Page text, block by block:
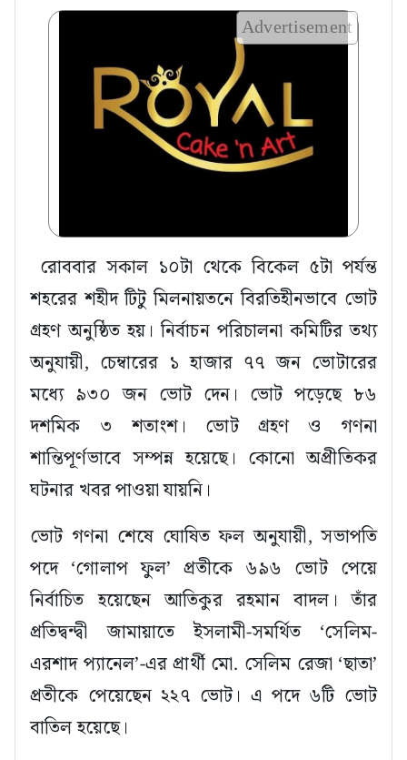
Advertisement
রোববার সকাল ১০টা থেকে বিকেল ৫টা পর্যন্ত
শহরের শহীদ টিটু মিলনায়তনে বিরতিহীনভাবে ভোট
গ্রহণ অনুষ্ঠিত হয়। নির্বাচন পরিচালনা কমিটির তথ্য
অনুযায়ী, চেম্বারের ১ হাজার ৭৭ জন ভোটারের
মধ্যে ৯৩০ জন ভোট দেন। ভোট পড়েছে ৮৬
দশমিক ৩ শতাংশ। ভোট গ্রহণ ও গণনা
শান্তিপূর্ণভাবে সম্পন্ন হয়েছে। কোনো অপ্রীতিকর
ঘটনার খবর পাওয়া যায়নি।
ভোট গণনা শেষে ঘোষিত ফল অনুযায়ী, সভাপতি
পদে ‘গোলাপ ফুল’ প্রতীকে ৬৯৬ ভোট পেয়ে
নির্বাচিত হয়েছেন আতিকুর রহমান বাদল। তাঁর
প্রতিদ্বন্দ্বী জামায়াতে ইসলামী-সমর্থিত ‘সেলিম-
এরশাদ প্যানেল’-এর প্রার্থী মো. সেলিম রেজা ‘ছাতা’
প্রতীকে পেয়েছেন ২২৭ ভোট। এ পদে ৬টি ভোট
বাতিল হয়েছে।